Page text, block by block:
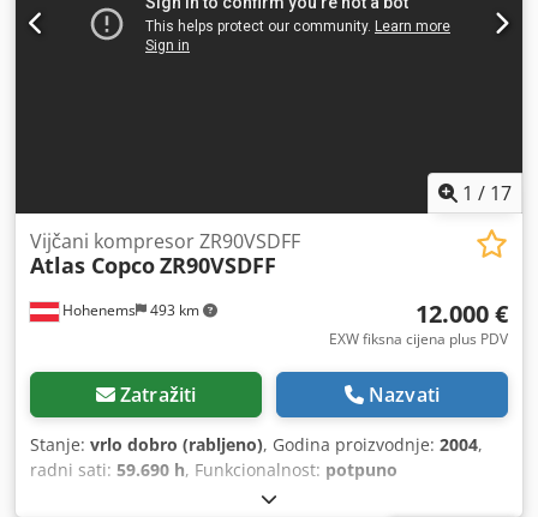
1 / 17
Hohenems 493 km
Vijčani kompresor ZR90VSDFF
Atlas CopcoZR90VSDFF
12.000 €
EXW fiksna cijena plus PDV
Zatražiti Nazvati
Stanje: vrlo dobro (rabljeno), Godina proizvodnje: 2004,
radni sati: 59.690 h, Funkcionalnost: potpuno
, Vijčani kompresor Atlas Copco ZR90VSDFF, s